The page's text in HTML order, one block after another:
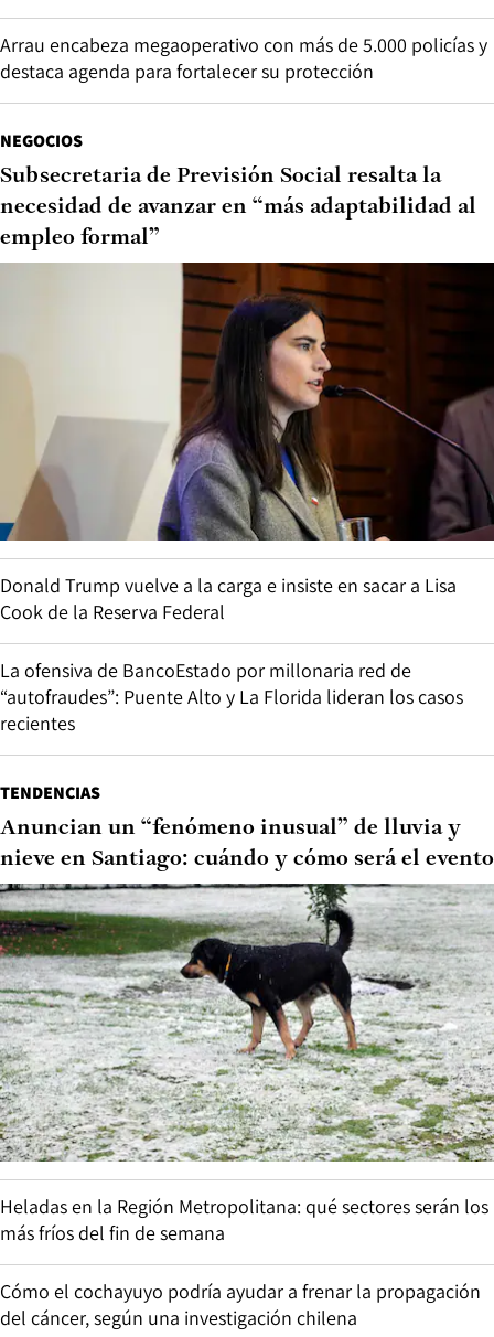
Arrau encabeza megaoperativo con más de 5.000 policías y
destaca agenda para fortalecer su protección
NEGOCIOS
Subsecretaria de Previsión Social resalta la
necesidad de avanzar en “más adaptabilidad al
empleo formal”
Donald Trump vuelve a la carga e insiste en sacar a Lisa
Cook de la Reserva Federal
La ofensiva de BancoEstado por millonaria red de
“autofraudes”: Puente Alto y La Florida lideran los casos
recientes
TENDENCIAS
Anuncian un “fenómeno inusual” de lluvia y
nieve en Santiago: cuándo y cómo será el evento
Heladas en la Región Metropolitana: qué sectores serán los
más fríos del fin de semana
Cómo el cochayuyo podría ayudar a frenar la propagación
del cáncer, según una investigación chilena